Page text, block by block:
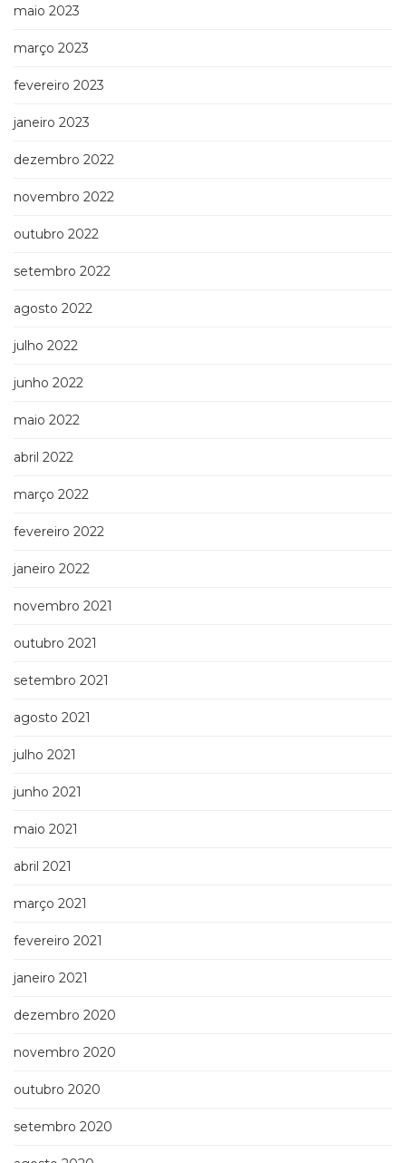
maio 2023
março 2023
fevereiro 2023
janeiro 2023
dezembro 2022
novembro 2022
outubro 2022
setembro 2022
agosto 2022
julho 2022
junho 2022
maio 2022
abril 2022
março 2022
fevereiro 2022
janeiro 2022
novembro 2021
outubro 2021
setembro 2021
agosto 2021
julho 2021
junho 2021
maio 2021
abril 2021
março 2021
fevereiro 2021
janeiro 2021
dezembro 2020
novembro 2020
outubro 2020
setembro 2020